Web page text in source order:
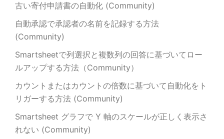
古い寄付申請書の自動化 (Community)
自動承認で承認者の名前を記録する方法
(Community)
Smartsheetで列選択と複数列の回答に基づいてロー
ルアップする方法（Community）
カウントまたはカウントの倍数に基づいて自動化をト
リガーする方法 (Community)
Smartsheet グラフで Y 軸のスケールが正しく表示さ
れない (Community)